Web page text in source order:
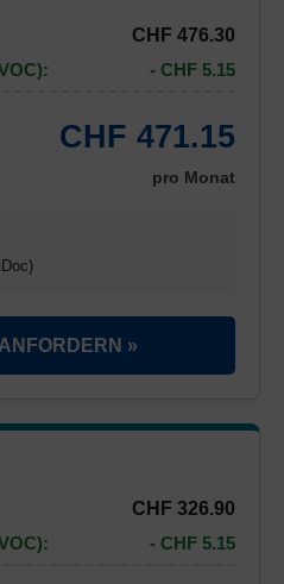
CHF 476.30
- CHF 5.15
CHF 471.15
pro Monat
»
CHF 326.90
- CHF 5.15